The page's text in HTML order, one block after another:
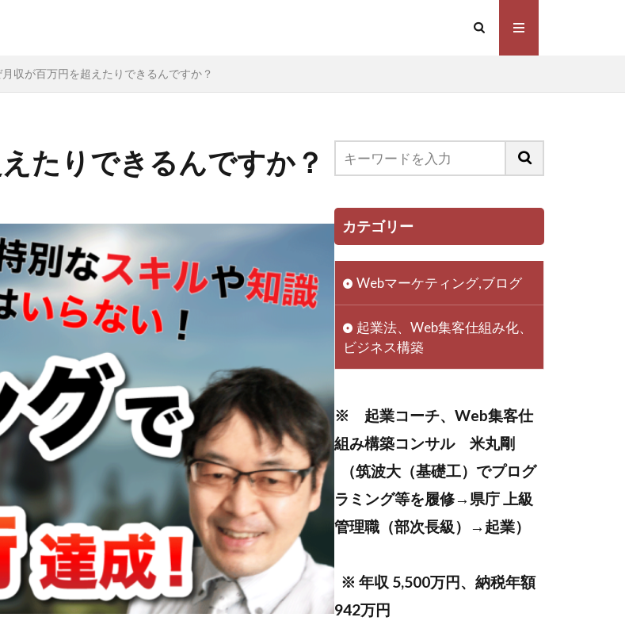
収が百万円を超えたりできるんですか？
たりできるんですか？
カテゴリー
Webマーケティング,ブログ
起業法、Web集客仕組み化、
ビジネス構築
※ 起業コーチ、Web集客仕
組み構築コンサル 米丸剛
（筑波大（基礎工）でプログ
ラミング等を履修→県庁 上級
管理職（部次長級）→起業）
※ 年収 5,500万円、納税年額
942万円
違い 集客 ドラッカー 実態
マーケティング
ポジショニング
差別化 収入 個人事業主
ク Web集客 定年 書籍 公務員
ビジネス
定申告 Webマーケティング
成功
米丸剛 Web制作
Web 英語
コンテンツ作成
ビジネスモデル 広告 SEO
コーチング
ビジュアリゼーション 起業家
SNSマーケティング
法 ポジティブ イメージング
必要
情報 ブロガー
まなびん
ノウハウコレクター 個人 悩み
無料体験
収 稼げる 目標達成 効果
自分
AIDCAS 自己変革 種類 コミット